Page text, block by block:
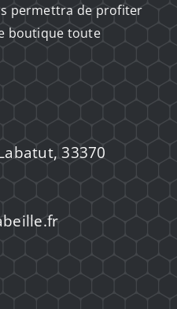
permettra de profiter
boutique toute
33370